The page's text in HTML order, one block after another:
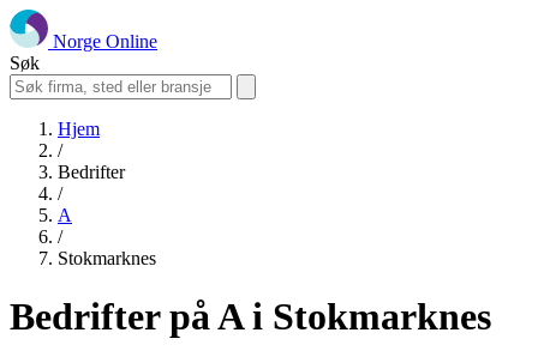
Norge Online
Søk
Hjem
/
Bedrifter
/
A
/
Stokmarknes
Bedrifter på A i Stokmarknes